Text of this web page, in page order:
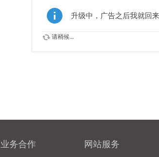
升级中，广告之后我就回来
请稍候...
业务合作 网站服务